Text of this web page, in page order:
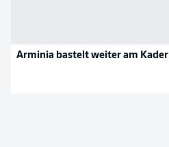
Arminia bastelt weiter am Kader